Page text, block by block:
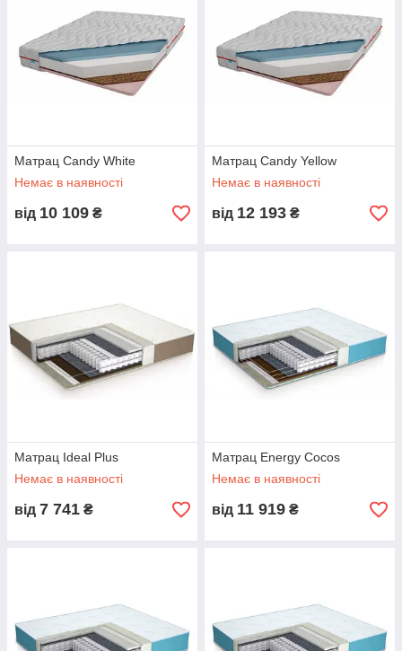
Матрац Candy White
Немає в наявності
від 10 109 ₴
Матрац Candy Yellow
Немає в наявності
від 12 193 ₴
Матрац Ideal Plus
Немає в наявності
від 7 741 ₴
Матрац Energy Cocos
Немає в наявності
від 11 919 ₴